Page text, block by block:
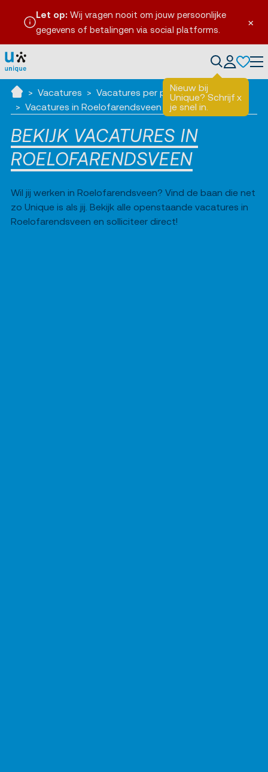
×
Let op: Wij vragen nooit om jouw persoonlijke
gegevens of betalingen via social platforms.
Nieuw bij
Unique? Schrijf
je snel in.
x
Ik zoek werk
Vacatures
Vacatures per plaats
Vacatures in Roelofarendsveen
BEKIJK VACATURES IN
ROELOFARENDSVEEN
Wil jij werken in Roelofarendsveen? Vind de baan die net
zo Unique is als jij. Bekijk alle openstaande vacatures in
Roelofarendsveen en solliciteer direct!